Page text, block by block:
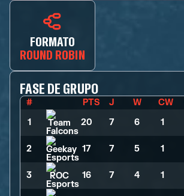
FORMATO
ROUND ROBIN
FASE DE GRUPO
# PTS J W CW
1
20 7 6 1
2 17 7 5 1
3 16 7 4 1